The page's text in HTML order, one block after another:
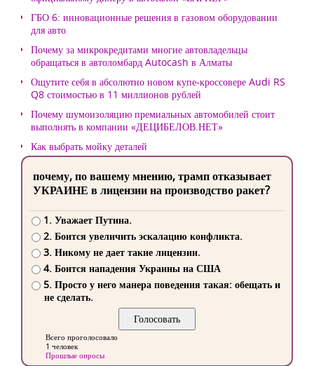
ГБО 6: инновационные решения в газовом оборудовании
для авто
Почему за микрокредитами многие автовладельцы
обращаться в автоломбард Autocash в Алматы
Ощутите себя в абсолютно новом купе-кроссовере Audi RS
Q8 стоимостью в 11 миллионов рублей
Почему шумоизоляцию премиальных автомобилей стоит
выполнять в компании «ДЕЦИБЕЛОВ.НЕТ»
Как выбрать мойку деталей
почему, по вашему мнению, трамп отказывает
УКРАИНЕ в лицензии на производство ракет?
1. Уважает Путина.
2. Боится увеличить эскалацию конфликта.
3. Никому не дает такие лицензии.
4. Боится нападения Украины на США
5. Просто у него манера поведения такая: обещать и
не сделать.
Всего проголосовало
1 человек
Прошлые опросы